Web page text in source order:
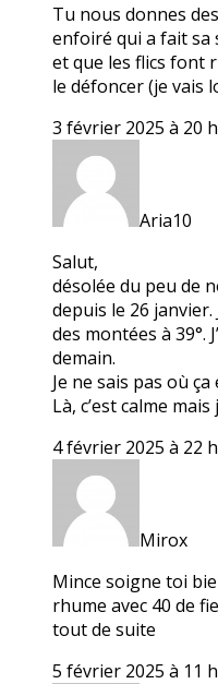
Tu nous donnes
enfoiré qui a fait sa
et que les flics font
le défoncer (je vais
3 février 2025 à 20
Aria10
Salut,
désolée du peu de
depuis le 26 janvier.
des montées à 39°.
demain.
Je ne sais pas où
Là, c’est calme
4 février 2025 à 22
Mirox
Mince soigne toi
rhume avec 40 de
tout de suite
5 février 2025 à 11